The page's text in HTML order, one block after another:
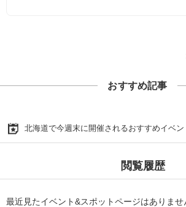
おすすめ記事
北海道で今週末に開催されるおすすめイベン
閲覧履歴
最近見たイベント&スポットページはありませ